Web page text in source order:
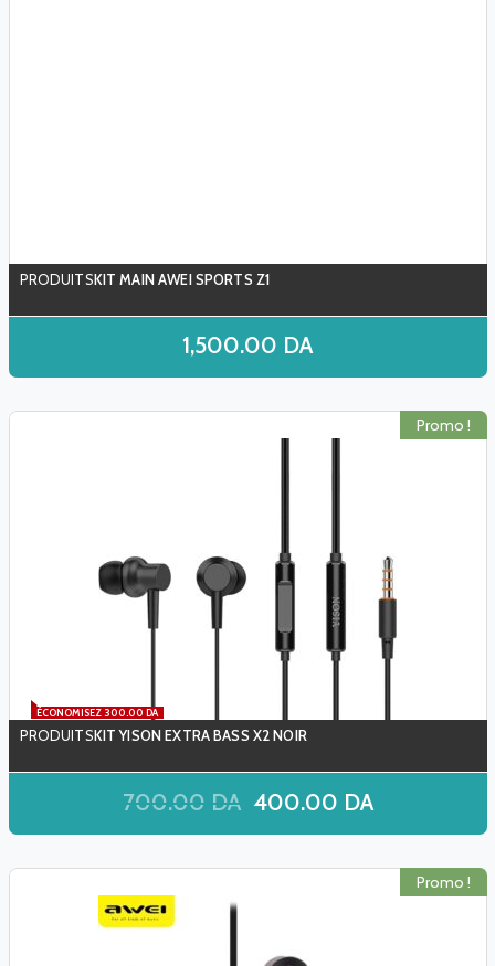
KIT MAIN AWEI SPORTS Z1
1,500.00 DA
ÉCONOMISEZ 300.00 DA
Promo !
KIT YISON EXTRA BASS X2 NOIR
700.00 DA 400.00 DA
Promo !